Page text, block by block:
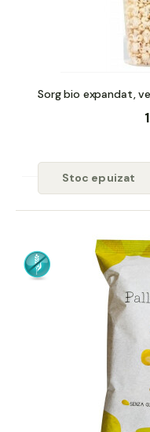
Sorg bio expandat,
Stoc epuizat